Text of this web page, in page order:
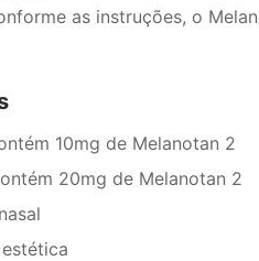
as instruções, o
10mg de Melanotan 2
20mg de Melanotan 2